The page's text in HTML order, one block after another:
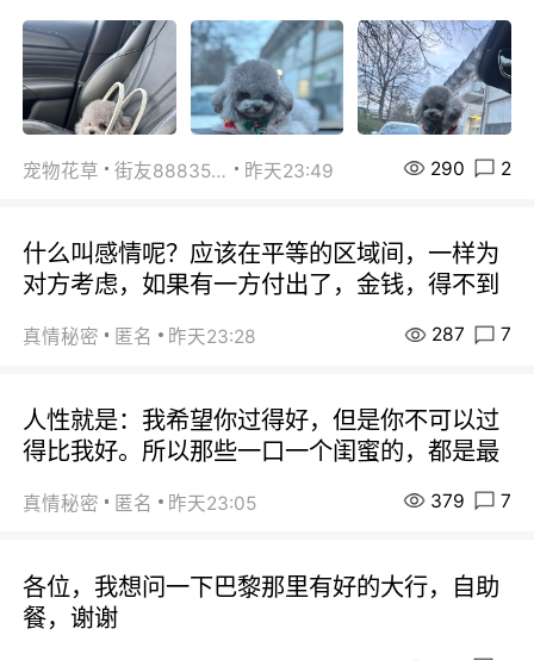
宠物花草 街友88835518 昨天23:49 290 2
什么叫感情呢？应该在平等的区域间，一样为
对方考虑，如果有一方付出了，金钱，得不到
真情秘密 匿名 昨天23:28 287 7
人性就是：我希望你过得好，但是你不可以过
得比我好。所以那些一口一个闺蜜的，都是最
真情秘密 匿名 昨天23:05 379 7
各位，我想问一下巴黎那里有好的大行，自助
餐，谢谢